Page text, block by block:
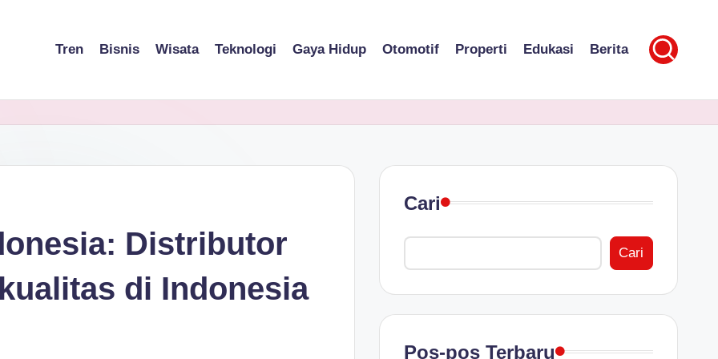
Tren Bisnis Wisata Teknologi Gaya Hidup Otomotif Properti Edukasi Berita
Distributor
di Indonesia
Cari
Cari
Pos-pos Terbaru